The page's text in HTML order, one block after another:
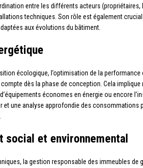
entre les différents acteurs
techniques. Son rôle est également
aux évolutions du bâtiment.
écologique, l’optimisation de la
dès la phase de conception. Cela
économes en énergie ou encore
et une analyse approfondie des consommations
social et environnemental
la gestion responsable des immeubles de